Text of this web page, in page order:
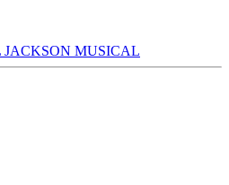
MUSICAL